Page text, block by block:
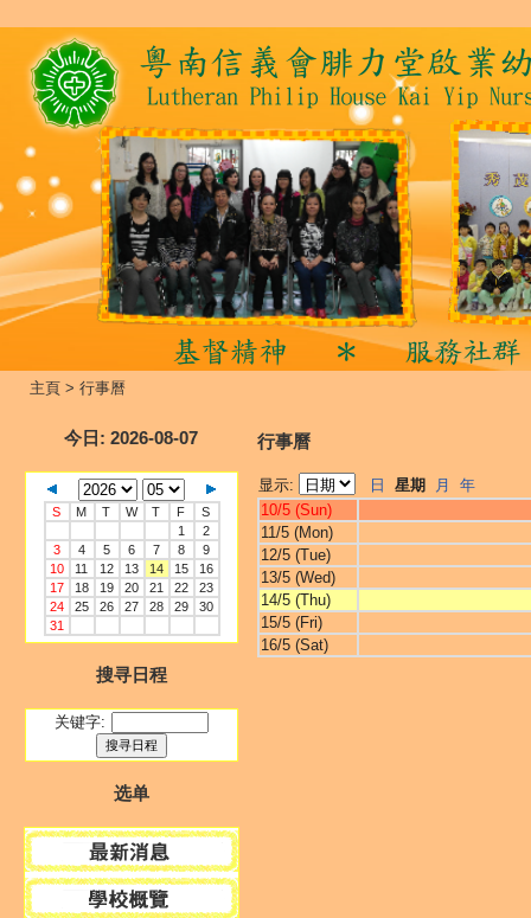
主頁 > 行事曆
今日 : 2026-08-07
S M T W T F
S
1
2
3
4 5 6 7 8
9
10
11 12 13 14 15
16
17
18 19 20 21 22
23
24
25 26 27 28 29
30
31
搜寻日程
关键字:
选单
行事曆
显示: 日 星期 月
年
10/5 (Sun)
11/5 (Mon)
12/5 (Tue)
13/5 (Wed)
14/5 (Thu)
15/5 (Fri)
16/5 (Sat)